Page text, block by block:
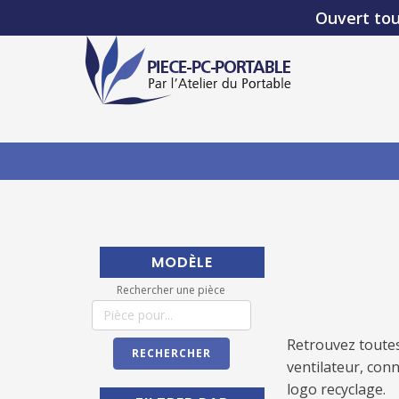
Ouvert
MODÈLE
Rechercher une pièce
RECHERCHER
Retrouvez
ventilateur,
logo recyclage.